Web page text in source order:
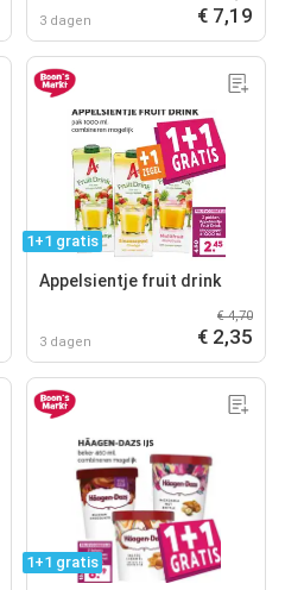
3 dagen € 7,19
1+1 gratis
Appelsientje fruit drink
3 dagen
€ 4,70
€ 2,35
1+1 gratis